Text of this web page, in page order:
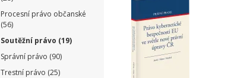
Procesní právo občanské
(56)
Soutěžní právo (19)
Správní právo (90)
Trestní právo (25)